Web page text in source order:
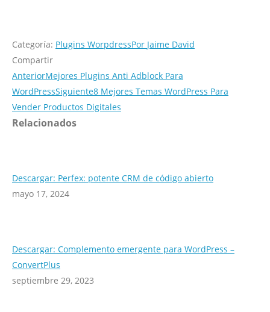
Categoría: Plugins WorpdressPor Jaime David
Compartir
AnteriorMejores Plugins Anti Adblock Para
WordPressSiguiente8 Mejores Temas WordPress Para
Vender Productos Digitales
Relacionados
Descargar: Perfex: potente CRM de código abierto
mayo 17, 2024
Descargar: Complemento emergente para WordPress –
ConvertPlus
septiembre 29, 2023